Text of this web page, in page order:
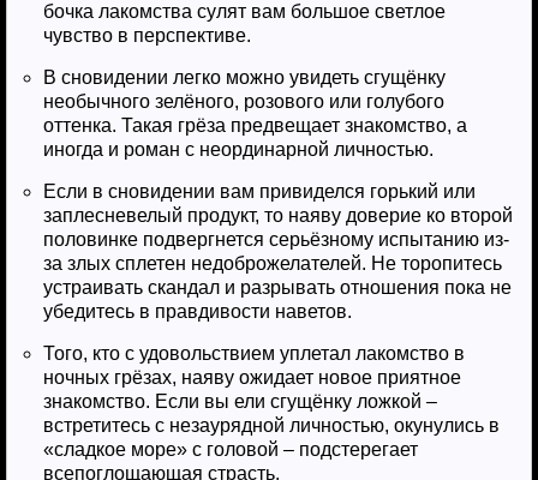
бочка лакомства сулят вам большое светлое
чувство в перспективе.
В сновидении легко можно увидеть сгущёнку
необычного зелёного, розового или голубого
оттенка. Такая грёза предвещает знакомство, а
иногда и роман с неординарной личностью.
Если в сновидении вам привиделся горький или
заплесневелый продукт, то наяву доверие ко второй
половинке подвергнется серьёзному испытанию из-
за злых сплетен недоброжелателей. Не торопитесь
устраивать скандал и разрывать отношения пока не
убедитесь в правдивости наветов.
Того, кто с удовольствием уплетал лакомство в
ночных грёзах, наяву ожидает новое приятное
знакомство. Если вы ели сгущёнку ложкой –
встретитесь с незаурядной личностью, окунулись в
«сладкое море» с головой – подстерегает
всепоглощающая страсть.